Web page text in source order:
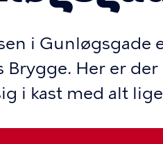
i
Brygge. Her er
i kast med alt